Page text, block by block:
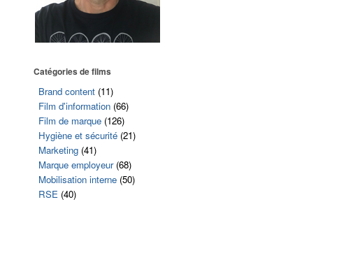
Catégories de films
Brand content (11)
Film d'information (66)
Film de marque (126)
Hygiène et sécurité (21)
Marketing (41)
Marque employeur(68)
Mobilisation interne (50)
RSE (40)